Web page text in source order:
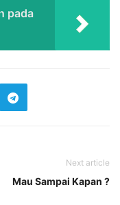
pada
Next article
Mau Sampai Kapan ?